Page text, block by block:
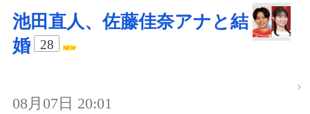
池田直人、佐藤佳奈アナと結
婚
28
08月07日 20:01